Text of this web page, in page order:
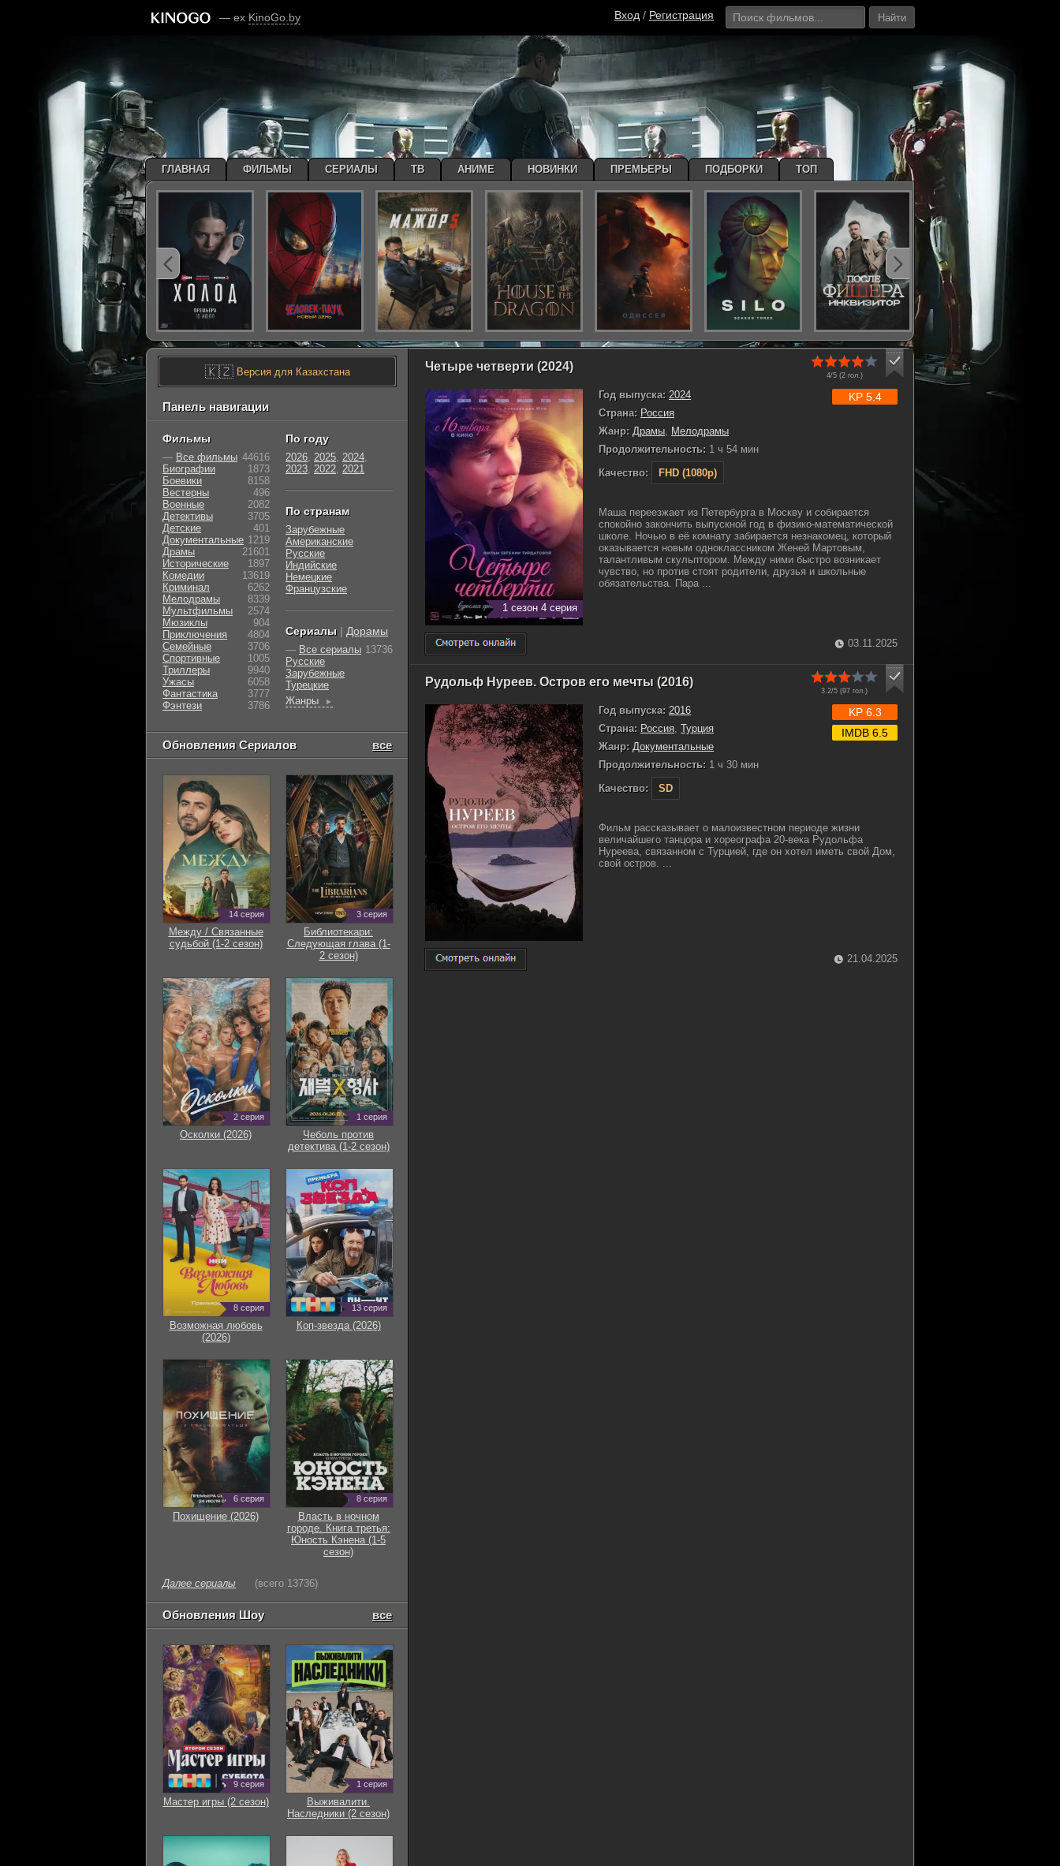
— ex KinoGo.by Вход / Регистрация Найти
Четыре четверти (2024)
4/5 (2гол.)
1 сезон 4 серия
Год выпуска: 2024
Страна: Россия
Жанр: Драмы, Мелодрамы
Продолжительность: 1 ч 54 мин
Качество:
FHD (1080p)
KP 5.4
Маша переезжает из Петербурга в Москву и собирается
спокойно закончить выпускной год в физико-математической
школе. Ночью в её комнату забирается незнакомец, который
оказывается новым одноклассником Женей Мартовым,
талантливым скульптором. Между ними быстро возникает
чувство, но против стоят родители, друзья и школьные
обязательства. Пара ...
03.11.2025
Рудольф Нуреев. Остров его мечты (2016)
3.2/5 (97 гол.)
Год выпуска: 2016
Страна: Россия Турция
Жанр: Документальные
Продолжительность: 1 ч 30 мин
Качество:
SD
KP 6.3
IMDB 6.5
Фильм рассказывает о малоизвестном периоде жизни
величайшего танцора и хореографа 20-века Рудольфа
Нуреева, связанном с Турцией, где он хотел иметь свой Дом,
свой остров. ...
21.04.2025
🇰🇿Версия для Казахстана
Панель навигации
Фильмы
— Все фильмы 44616
Биографии
1873
Боевики
8158
Вестерны
496
Военные
2082
Детективы
3705
Детские
401
Документальные 1219
Драмы
21601
Исторические
1897
Комедии
13619
Криминал
6262
Мелодрамы
8339
Мультфильмы
2574
Мюзиклы
904
Приключения
4804
Семейные
3706
Cпортивные
1005
Триллеры
9940
Ужасы
6058
Фантастика
3777
Фэнтези
3786
По году
2026, 2025, 2024,
2023, 2022, 2021
По странам
Зарубежные
Американские
Русские
Индийские
Немецкие
Французские
Сериалы | Дорамы
— Все сериалы 13736
Русские
Зарубежные
Турецкие
Жанры
►
Обновления Сериалов все
14 серия
Между / Связанные
судьбой (1-2 сезон)
3 серия
Библиотекари:
Следующая глава (1-
2 сезон)
2 серия
Осколки (2026)
1 серия
Чеболь против
детектива (1-2 сезон)
8 серия
Возможная любовь
(2026)
13 серия
Коп-звезда (2026)
6 серия
Похищение (2026)
8 серия
Власть в ночном
городе. Книга третья:
Юность Кэнена (1-5
сезон)
Далее сериалы (всего 13736)
Обновления Шоу все
9 серия
Мастер игры (2 сезон)
1 серия
Выживалити.
Наследники (2 сезон)
ГЛАВНАЯ ФИЛЬМЫ СЕРИАЛЫ ТВ АНИМЕ НОВИНКИ ПРЕМЬЕРЫ ПОДБОРКИ ТОП